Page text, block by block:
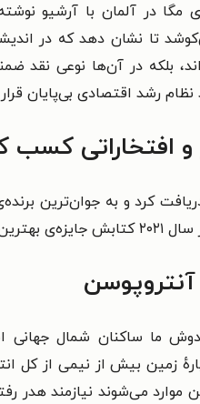
مگا در آلمان با آرشیو
تا نشان دهد که در
بلکه در آن‌ها نوعی
رشد اقتصادی بی‌پایان
و افتخاراتی کسب
دوش ما ساکنان شمال
افراد سیارهٔ زمین بیش از
می‌شوند نیازمند هدر